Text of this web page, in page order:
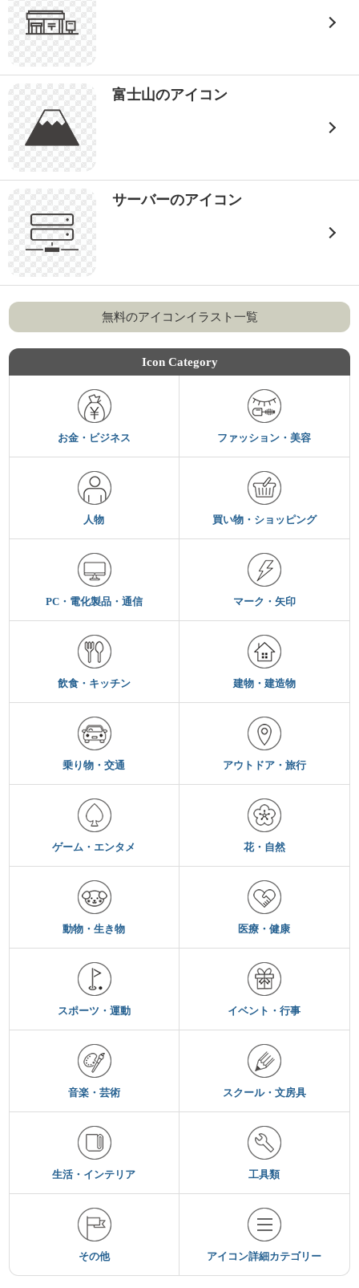
富士山のアイコン
サーバーのアイコン
無料のアイコンイラスト一覧
Icon Category
お金・ビジネス ファッション・美容
人物 買い物・ショッピング
PC・電化製品・通信 マーク・矢印
飲食・キッチン 建物・建造物
乗り物・交通 アウトドア・旅行
ゲーム・エンタメ 花・自然
動物・生き物 医療・健康
スポーツ・運動 イベント・行事
音楽・芸術 スクール・文房具
生活・インテリア 工具類
その他 アイコン詳細カテゴリー